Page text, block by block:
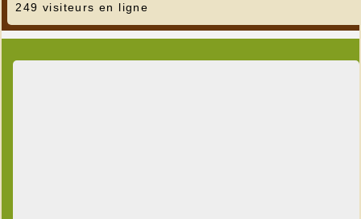
249 visiteurs en ligne